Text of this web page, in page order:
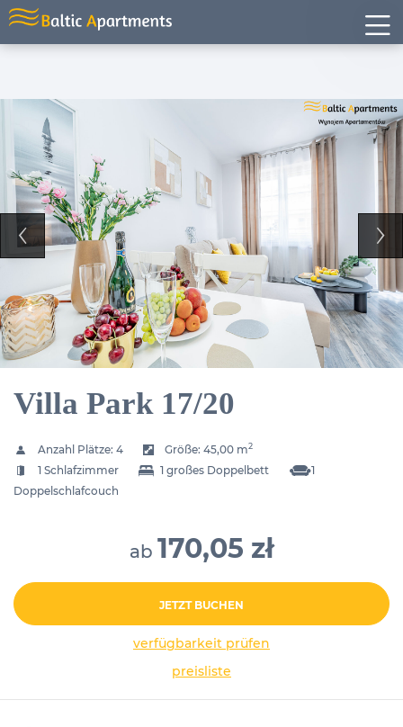
Villa Park 17/20
Anzahl Plätze: 4 Größe:45,00 m2
1 Schlafzimmer 1 großes Doppelbett
1
Doppelschlafcouch
ab 170,05 zł
JETZT BUCHEN
verfügbarkeit prüfen
preisliste